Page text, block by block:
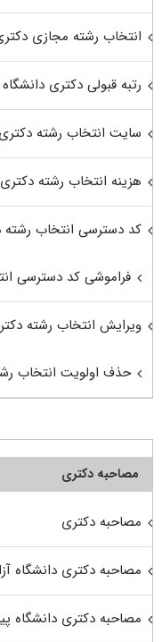
انتخاب رشته مجازی
رتبه قبولی دکتری
سایت انتخاب رشته دکتری
هزینه انتخاب رشته
کد دسترسی انتخاب رشته
فراموشی کد دسترسی
ویرایش انتخاب رشته
حذف اولویت انتخاب
مصاحبه دکتری
مصاحبه دکتری
مصاحبه دکتری دانشگاه
مصاحبه دکتری دانشگاه